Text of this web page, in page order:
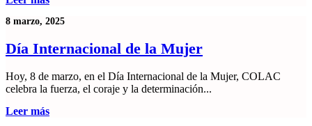
8 marzo, 2025
Día Internacional de la Mujer
Hoy, 8 de marzo, en el Día Internacional de la Mujer, COLAC
celebra la fuerza, el coraje y la determinación...
Leer más